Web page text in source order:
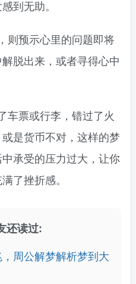
到无助。
预示心里的问题即将
脱出来，或者寻得心中
票或行李，错过了火
是货币不对，这样的梦
承受的压力过大，让你
了挫折感。
还读过:
周公解梦解析梦到大